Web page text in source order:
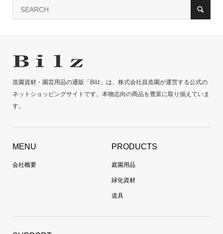
造園資材・園芸用品の通販「Bilz」は、株式会社昌造園が運営する公式の
ネットショッピングサイトです。本物志向の商品を豊富に取り揃えていま
す。
MENU
会社概要
PRODUCTS
庭園用品
緑化資材
道具